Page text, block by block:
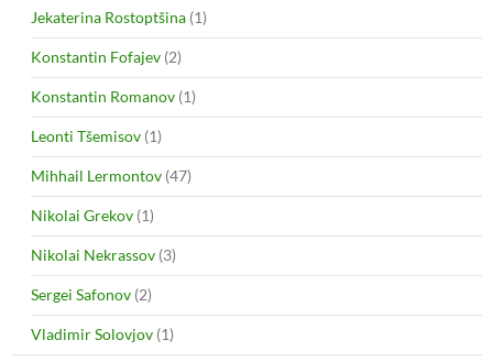
Jekaterina Rostoptšina (1)
Konstantin Fofajev (2)
Konstantin Romanov (1)
Leonti Tšemisov (1)
Mihhail Lermontov (47)
Nikolai Grekov (1)
Nikolai Nekrassov (3)
Sergei Safonov (2)
Vladimir Solovjov (1)